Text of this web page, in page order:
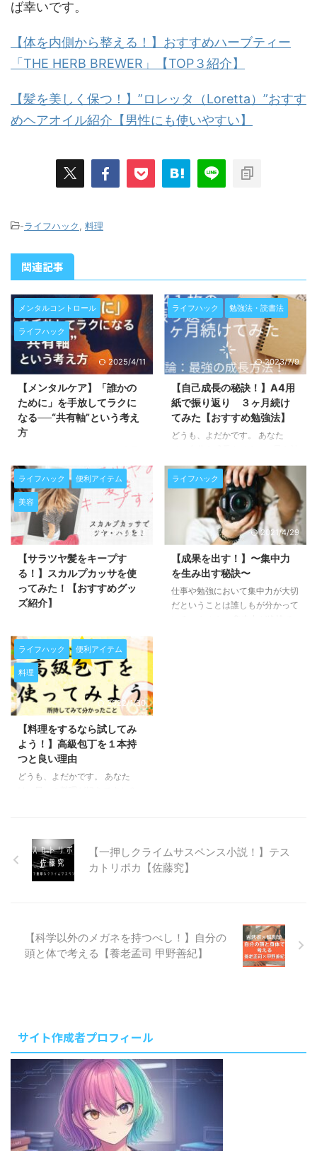
ば幸いです。
【体を内側から整える！】おすすめハーブティー
「THE HERB BREWER」【TOP３紹介】
【髪を美しく保つ！】”ロレッタ（Loretta）”おすす
めヘアオイル紹介【男性にも使いやすい】
-ライフハック 料理
関連記事
メンタルコントロール
ライフハック
2025/4/11
【メンタルケア】「誰かの
ために」を手放してラクに
なる──“共有軸”という考え
方
は、「人のためにならなきゃ」と
頑張りすぎてしまう人に向けてお
話しします。 私自身、もともと
自分に強い興味関心を持つタイプ
で、正直に言ってしまえば、他人
への興味はそんなに強くない。
そんな私が、「誰かの役に立たな
きゃ」「貢献しなきゃ」と考え始
めると、どんどんしんどくなって
いってしまったんですよね。 で
も、あるとき「共有軸」という考
なりました。 この記事はこんな
人におすすめです 自分本位な行
動が“悪いこと”のように感じてし
まう 「誰かの役に立たなけれ ...
ライフハック 勉強法・読書法
2023/7/9
【自己成長の秘訣！】A4用
紙で振り返り ３ヶ月続け
てみた【おすすめ勉強法】
どうも、よだかです。 あなた
果の高い方法を知っていますか？
それは「1日の振り返り」をする
こと。 毎日30分〜１時間かけて
A4サイズの紙に「今日できたこ
と」や「失敗したことへの対策」
などを書いていくだけ。 単純す
ぎる。そんなことは分かってい
る。 きっとそう言われてしまう
でしょう。 けれども、そう思っ
たあなたは、これまできちんと振
り返りをしたことがありますか？
ライフハック 便利アイテム
美容
2022/1/30
【サラツヤ髪をキープす
る！】スカルプカッサを使
ってみた！【おすすめグッ
ズ紹介】
は、サラツヤ髪を保つ秘訣、知っ
ていますか？ 今回紹介するのは
「スカルプカッサ」 このアイテ
ムを使うことで、サラツヤ髪がキ
ープできるだけでなく、抜け毛の
予防にもなるのです！ かなりは
ぜひ使ってみてください！ 半年
間ほど使ってみた感想などをまと
めてきます。
ライフハック
2021/4/29
【成果を出す！】〜集中力
を生み出す秘訣〜
仕事や勉強において集中力が大切
だということは誰しもが分かって
ライフハック 便利アイテム
料理
2022/1/30
【料理をするなら試してみ
よう！】高級包丁を１本持
つと良い理由
どうも、よだかです。 あなた
実は、私が自炊を続けられるの
は、ちょっとお高い包丁を使い始
めてからなのです。 1年前、知り
料理は好きでしたが、そこからさ
らに料理が楽しくなりました。
とはいえ、良いものはそれなりに
【一押しクライムサスペンス小説！】テス
カトリポカ【佐藤究】
【科学以外のメガネを持つべし！】自分の
頭と体で考える【養老孟司 甲野善紀】
サイト作成者プロフィール